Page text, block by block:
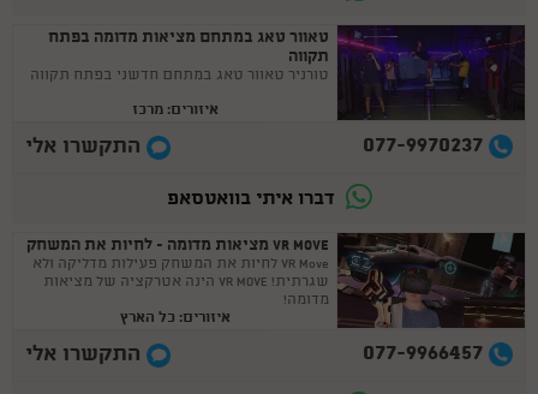
טאוור טאג במתחם מציאות מדומה בפתח
תקווה
טורניר טאוור טאג במתחם חדשני בפתח תקווה
איזורים: מרכז
077-9970237 התקשרו אלי
דברו איתי בוואטסאפ
VR MOVE מציאות מדומה - לחיות את המשחק
VR Move לחיות את המשחק פעילות מדליקה ולא
שגרתית! VR MOVE הינה אטרקציה של מציאות
מדומה!
איזורים: כל הארץ
077-9966457 התקשרו אלי